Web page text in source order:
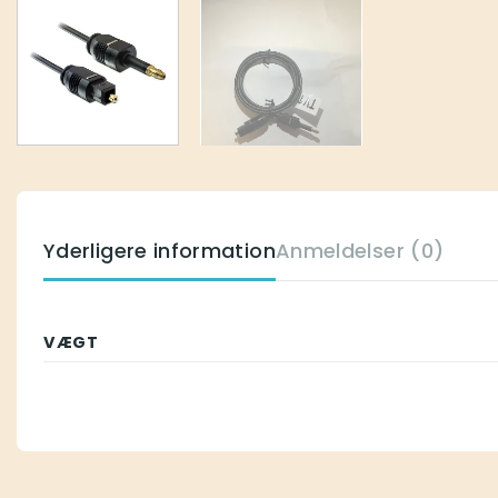
Yderligere informationAnmeldelser (0)
VÆGT